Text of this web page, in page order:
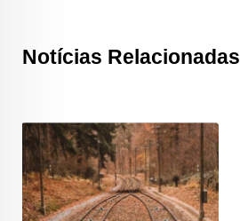
Notícias Relacionadas